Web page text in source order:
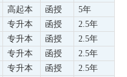
高起本 函授
5年
专升本 函授
2.5年
专升本 函授
2.5年
专升本 函授
2.5年
专升本 函授
2.5年